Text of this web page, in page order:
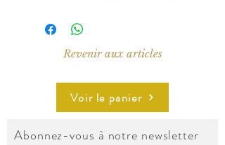
Revenir aux articles
Voir le panier
Abonnez-vous à notre newsletter